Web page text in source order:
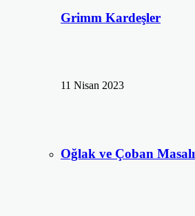
Grimm Kardeşler
11 Nisan 2023
Oğlak ve Çoban Masalı